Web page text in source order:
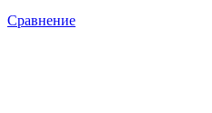
Сравнение